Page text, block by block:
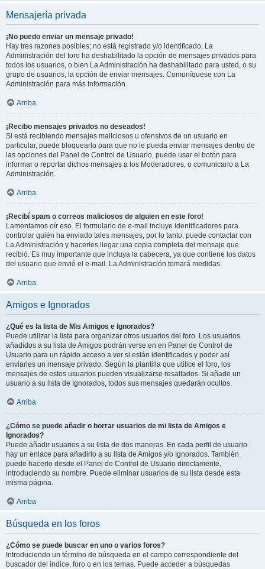
Mensajería privada
¡No puedo enviar un mensaje privado!
Hay tres razones posibles; no está registrado y/o identificado, La
Administración del foro ha deshabilitado la opción de mensajes privados para
todos los usuarios, o bien La Administración ha deshabilitado para usted, o su
grupo de usuarios, la opción de enviar mensajes. Comuníquese con La
Administración para más información.
Arriba
¡Recibo mensajes privados no deseados!
Si está recibiendo mensajes maliciosos u ofensivos de un usuario en
particular, puede bloquearlo para que no le pueda enviar mensajes dentro de
las opciones del Panel de Control de Usuario, puede usar el botón para
informar o reportar dichos mensajes a los Moderadores, o comunicarlo a La
Administración.
Arriba
¡Recibí spam o correos maliciosos de alguien en este foro!
Lamentamos oír eso. El formulario de e-mail incluye identificadores para
controlar quién ha enviado tales mensajes, por lo tanto, puede contactar con
La Administración y hacerles llegar una copia completa del mensaje que
recibió. Es muy importante que incluya la cabecera, ya que contiene los datos
del usuario que envió el e-mail. La Administración tomará medidas.
Arriba
Amigos e Ignorados
¿Qué es la lista de Mis Amigos e Ignorados?
Puede utilizar la lista para organizar otros usuarios del foro. Los usuarios
añadidos a su lista de Amigos podrán verse en en Panel de Control de
Usuario para un rápido acceso a ver si están identificados y poder así
enviarles un mensaje privado. Según la plantilla que utilice el foro, los
mensajes de estos usuarios pueden visualizarse resaltados. Si añade un
usuario a su lista de Ignorados, todos sus mensajes quedarán ocultos.
Arriba
¿Cómo se puede añadir o borrar usuarios de mi lista de Amigos e
Ignorados?
Puede añadir usuarios a su lista de dos maneras. En cada perfil de usuario
hay un enlace para añadirlo a su lista de Amigos y/o Ignorados. También
puede hacerlo desde el Panel de Control de Usuario directamente,
introduciendo su nombre. Puede eliminar usuarios de su lista desde esta
misma página.
Arriba
Búsqueda en los foros
¿Cómo se puede buscar en uno o varios foros?
Introduciendo un término de búsqueda en el campo correspondiente del
buscador del índice, foro o en los temas. Puede acceder a búsquedas